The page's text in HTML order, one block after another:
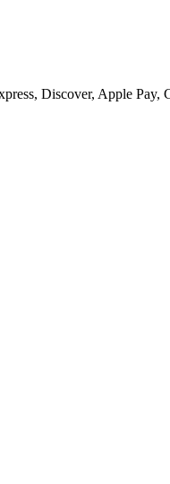
Discover, Apple